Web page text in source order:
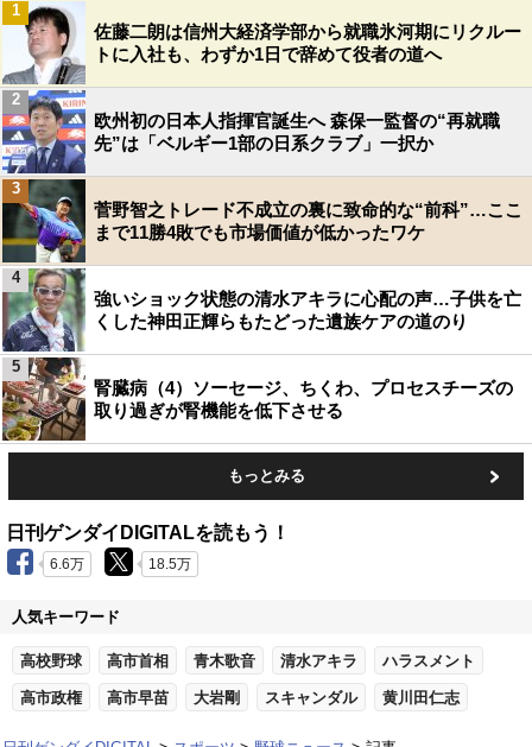
佐藤二朗は信州大経済学部から就職氷河期にリクルー
トに入社も、わずか1日で辞めて役者の道へ
1
欧州初の日本人指揮官誕生へ 森保一監督の“再就職
先”は「ベルギー1部の日系クラブ」一択か
2
菅野智之トレード不成立の裏に致命的な“前科”…ここ
まで11勝4敗でも市場価値が低かったワケ
3
強いショック状態の清水アキラに心配の声…子供を亡
くした神田正輝らもたどった遺族ケアの道のり
4
腎臓病（4）ソーセージ、ちくわ、プロセスチーズの
取り過ぎが腎機能を低下させる
5
もっとみる
日刊ゲンダイDIGITALを読もう！
6.6万 18.5万
人気キーワード
高校野球 高市首相 青木歌音 清水アキラ ハラスメント
高市政権 高市早苗 大岩剛 スキャンダル 黄川田仁志